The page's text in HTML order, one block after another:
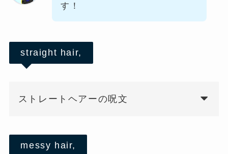
す！
straight hair,
ストレートヘアーの呪文
messy hair,